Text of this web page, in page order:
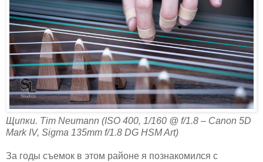
Щипки. Tim Neumann (ISO 400, 1/160 @ f/1.8 – Canon 5D
Mark IV, Sigma 135mm f/1.8 DG HSM Art)
За годы съемок в этом районе я познакомился с